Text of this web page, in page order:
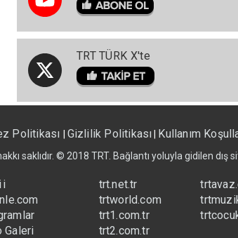
TRT TÜRK X'te
Politikası Gizlilik Politikası Kullanım
saklıdır. © 2018 TRT. Bağlantı yoluyla gidilen
Galeri
trt.net.tr
trtworld.com
trt1.com.tr
trt2.com.tr